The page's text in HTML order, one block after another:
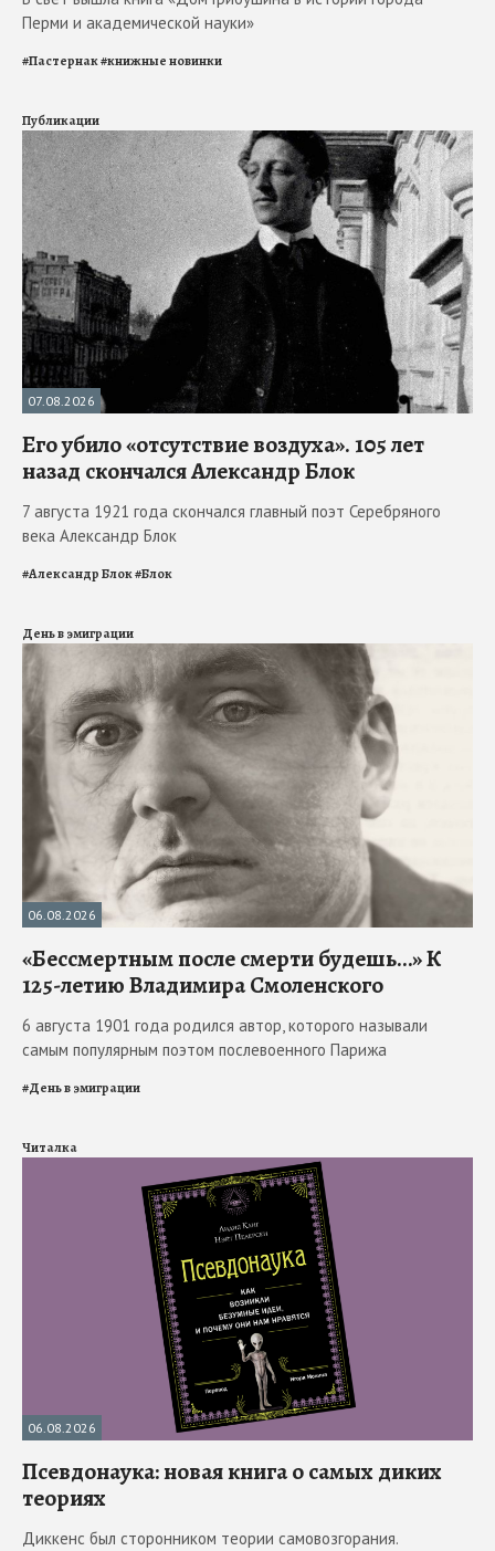
Перми и академической науки»
#Пастернак#книжные новинки
Публикации
07.08.2026
Его убило «отсутствие воздуха». 105 лет
назад скончался Александр Блок
7 августа 1921 года скончался главный поэт Серебряного
века Александр Блок
#Александр Блок#Блок
День в эмиграции
06.08.2026
«Бессмертным после смерти будешь…» К
125-летию Владимира Смоленского
6 августа 1901 года родился автор, которого называли
самым популярным поэтом послевоенного Парижа
#День в эмиграции
Читалка
06.08.2026
Псевдонаука: новая книга о самых диких
теориях
Диккенс был сторонником теории самовозгорания.